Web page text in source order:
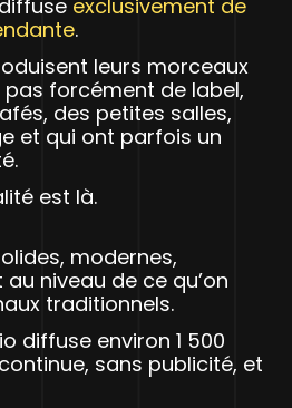
exclusivement de
.
leurs morceaux
pas forcément de label,
des petites salles,
et qui ont parfois un
est là.
modernes,
niveau de ce qu’on
traditionnels.
diffuse environ 1 500
sans publicité, et